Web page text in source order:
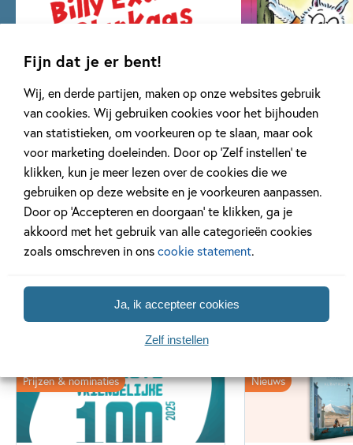
Fijn dat je er bent!
Wij, en derde partijen, maken op onze websites gebruik
van cookies. Wij gebruiken cookies voor het bijhouden
van statistieken, om voorkeuren op te slaan, maar ook
voor marketing doeleinden. Door op ‘Zelf instellen’ te
klikken, kun je meer lezen over de cookies die we
gebruiken op deze website en je voorkeuren aanpassen.
Door op ‘Accepteren en doorgaan’ te klikken, ga je
akkoord met het gebruik van alle categorieën cookies
zoals omschreven in onscookie statement.
Ja, ik accepteer cookies
Zelf instellen
Billy Extra Plankgas
2 delen
Ik leer lezen
35 delen
Bekijk alle series
Artikelen over Yorick
Goldewijk
Prijzen & nominaties Nieuws